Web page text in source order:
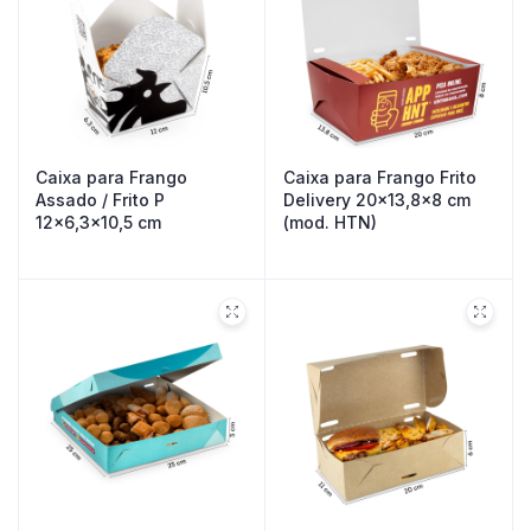
Caixa para Frango
Assado / Frito P
12×6,3×10,5 cm
Caixa para Frango Frito
Delivery 20×13,8×8 cm
(mod. HTN)